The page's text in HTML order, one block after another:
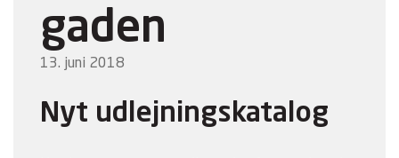
gaden
13. juni 2018
Nyt udlejningskatalog